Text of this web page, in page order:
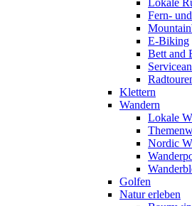
Lokale
Fern-
E-Biking
Bett and
Klettern
Wandern
Lokale
Nordic
Golfen
Natur erleben